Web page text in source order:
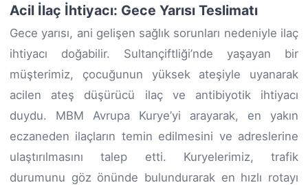
Acil İlaç İhtiyacı: Gece Yarısı Teslimatı
Gece yarısı, ani gelişen sağlık sorunları nedeniyle ilaç
ihtiyacı doğabilir. Sultançiftliği’nde yaşayan bir
müşterimiz, çocuğunun yüksek ateşiyle uyanarak
acilen ateş düşürücü ilaç ve antibiyotik ihtiyacı
duydu. MBM Avrupa Kurye’yi arayarak, en yakın
eczaneden ilaçların temin edilmesini ve adreslerine
ulaştırılmasını talep etti. Kuryelerimiz, trafik
durumunu göz önünde bulundurarak en hızlı rotayı